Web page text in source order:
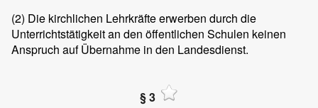
(2) Die kirchlichen Lehrkräfte erwerben durch die
Unterrichtstätigkeit an den öffentlichen Schulen keinen
Anspruch auf Übernahme in den Landesdienst.
§ 3